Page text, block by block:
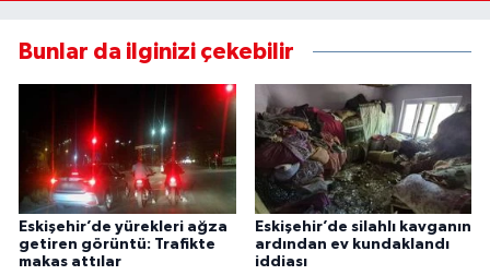
Bunlar da ilginizi çekebilir
Eskişehir’de yürekleri ağza
getiren görüntü: Trafikte
makas attılar
Eskişehir’de silahlı kavganın
ardından ev kundaklandı
iddiası